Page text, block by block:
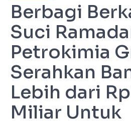
Berbagi
Suci
Petrokimia
Serahkan
Lebih dari
Miliar Untuk